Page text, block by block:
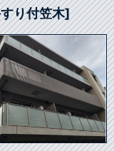
り付笠木]